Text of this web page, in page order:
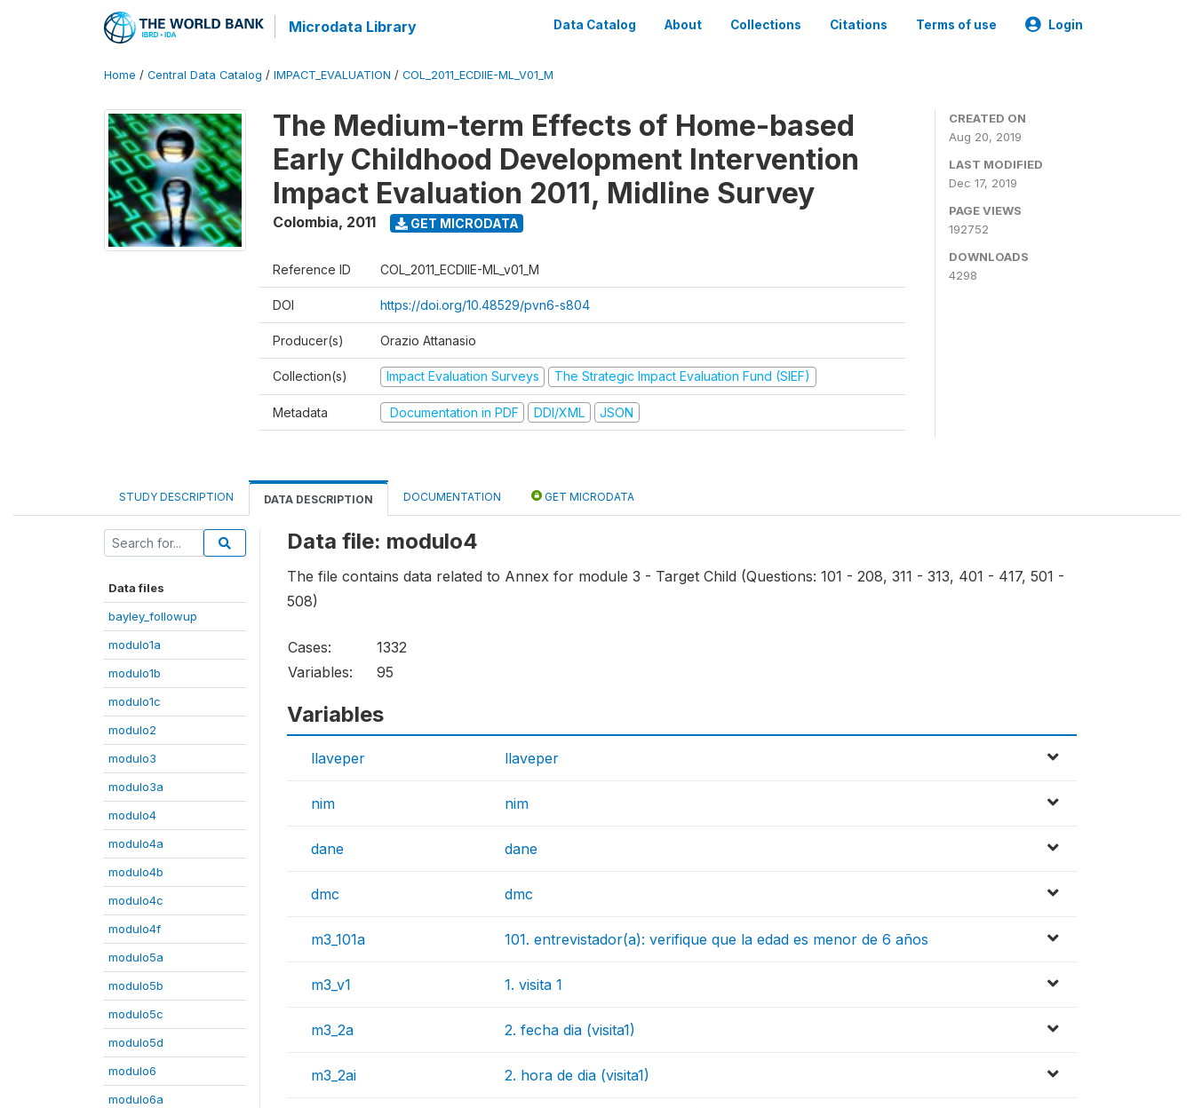
Microdata Library Data Catalog About Collections Citations Terms of use Login
Home / Central Data Catalog / IMPACT_EVALUATION / COL_2011_ECDIIE-ML_V01_M
The Medium-term Effects of Home-based
Early Childhood Development Intervention
Impact Evaluation 2011, Midline Survey
Colombia, 2011 GET MICRODATA
Reference ID COL_2011_ECDIIE-ML_v01_M
DOI https://doi.org/10.48529/pvn6-s804
Producer(s) Orazio Attanasio
Collection(s) Impact Evaluation Surveys The Strategic Impact Evaluation Fund (SIEF)
Metadata Documentation in PDF DDI/XML JSON
CREATED ON
Aug 20, 2019
LAST MODIFIED
Dec 17, 2019
PAGE VIEWS
192752
DOWNLOADS
4298
STUDY DESCRIPTION DATA DESCRIPTION DOCUMENTATION GET MICRODATA
Data files
bayley_followup
modulo1a
modulo1b
modulo1c
modulo2
modulo3
modulo3a
modulo4
modulo4a
modulo4b
modulo4c
modulo4f
modulo5a
modulo5b
modulo5c
modulo5d
modulo6
modulo6a
Data file: modulo4
The file contains data related to Annex for module 3 - Target Child (Questions: 101 - 208, 311 - 313, 401 - 417, 501 -
508)
Cases:
1332
Variables:
95
Variables
llaveper llaveper
nim nim
dane dane
dmc dmc
m3_101a 101. entrevistador(a): verifique que la edad es menor de 6 años
m3_v1 1. visita 1
m3_2a 2. fecha dia (visita1)
m3_2ai 2. hora de dia (visita1)